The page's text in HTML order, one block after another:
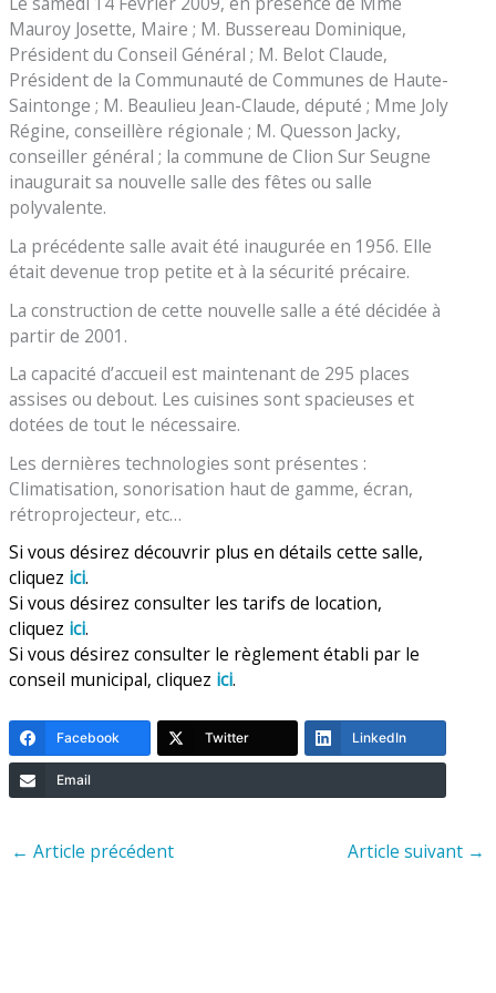
Mauroy Josette, Maire ; M. Bussereau Dominique,
Président du Conseil Général ; M. Belot Claude,
Président de la Communauté de Communes de Haute-
Saintonge ; M. Beaulieu Jean-Claude, député ; Mme Joly
Régine, conseillère régionale ; M. Quesson Jacky,
conseiller général ; la commune de Clion Sur Seugne
inaugurait sa nouvelle salle des fêtes ou salle
polyvalente.
La précédente salle avait été inaugurée en 1956. Elle
était devenue trop petite et à la sécurité précaire.
La construction de cette nouvelle salle a été décidée à
partir de 2001.
La capacité d’accueil est maintenant de 295 places
assises ou debout. Les cuisines sont spacieuses et
dotées de tout le nécessaire.
Les dernières technologies sont présentes :
Climatisation, sonorisation haut de gamme, écran,
rétroprojecteur, etc…
Si vous désirez découvrir plus en détails cette salle,
cliquez ici.
Si vous désirez consulter les tarifs de location,
cliquez ici.
Si vous désirez consulter le règlement établi par le
conseil municipal, cliquez ici.
Facebook Twitter LinkedIn
Email
← Article précédent Article suivant →